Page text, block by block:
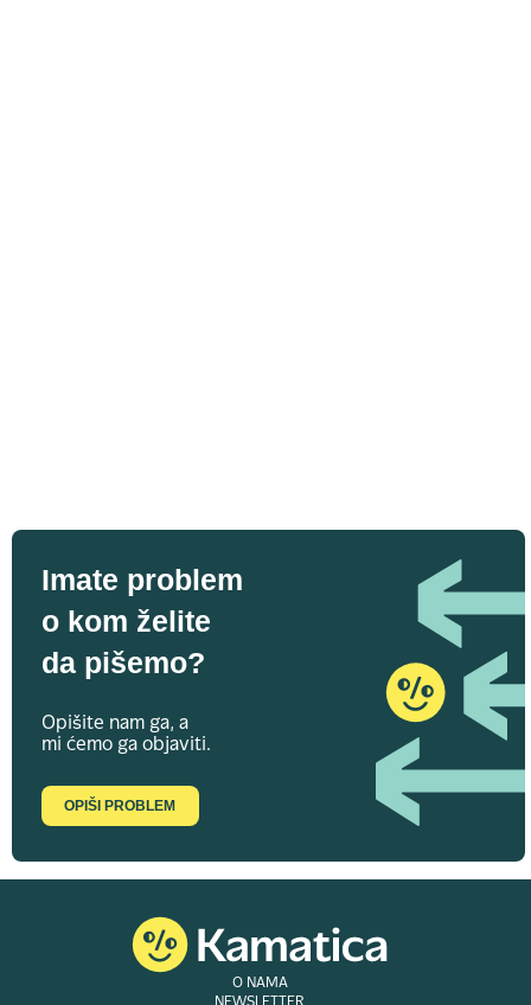
Imate problem
o kom želite
da pišemo?
Opišite nam ga, a
mi ćemo ga objaviti.
OPIŠI PROBLEM
O NAMA